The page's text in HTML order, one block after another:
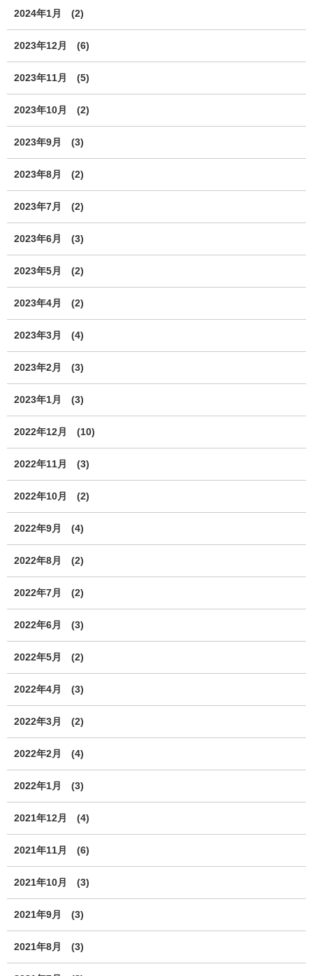
2024年1月 (2)
2023年12月 (6)
2023年11月 (5)
2023年10月 (2)
2023年9月 (3)
2023年8月 (2)
2023年7月 (2)
2023年6月 (3)
2023年5月 (2)
2023年4月 (2)
2023年3月 (4)
2023年2月 (3)
2023年1月 (3)
2022年12月 (10)
2022年11月 (3)
2022年10月 (2)
2022年9月 (4)
2022年8月 (2)
2022年7月 (2)
2022年6月 (3)
2022年5月 (2)
2022年4月 (3)
2022年3月 (2)
2022年2月 (4)
2022年1月 (3)
2021年12月 (4)
2021年11月 (6)
2021年10月 (3)
2021年9月 (3)
2021年8月 (3)